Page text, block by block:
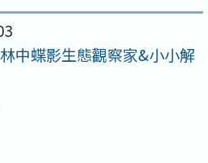
中蝶影生態觀察家&小小解